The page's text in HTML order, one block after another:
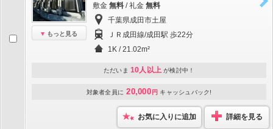
もっと見る
敷金 無料 / 礼金 無料
千葉県成田市土屋
ＪＲ成田線/成田駅 歩22分
1K / 21.02m²
ただいま 10人以上 が検討中！
対象者全員に 20,000 円 キャッシュバック!
お気に入りに追加 詳細を見る